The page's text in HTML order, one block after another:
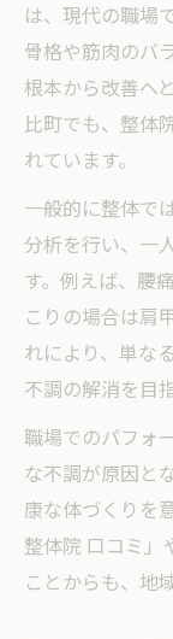
は、現代の職場
骨格や筋肉のバ
根本から改善へ
比町でも、整体
れています。
一般的に整体で
分析を行い、一
す。例えば、腰
こりの場合は肩
れにより、単な
不調の解消を目
職場でのパフォ
な不調が原因と
康な体づくりを
整体院 口コミ」
ことからも、地